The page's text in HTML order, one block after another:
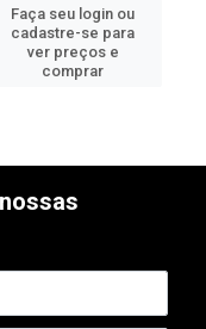
Faça seu login ou
cadastre-se para
ver preços e
comprar